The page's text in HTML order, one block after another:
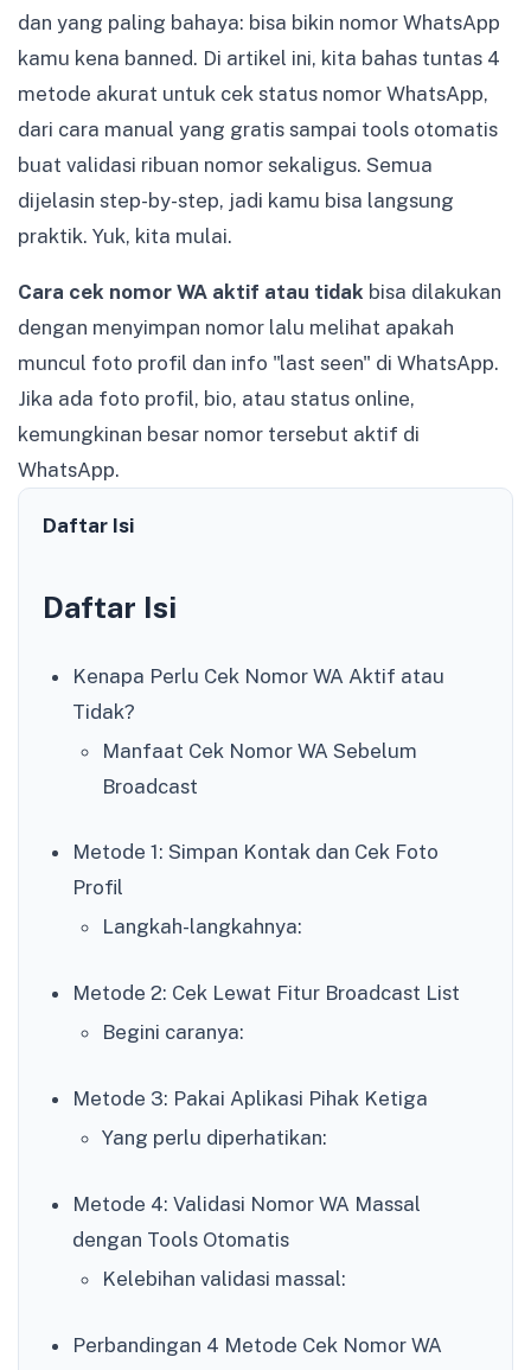
dan yang paling bahaya: bisa bikin nomor WhatsApp
kamu kena banned. Di artikel ini, kita bahas tuntas 4
metode akurat untuk cek status nomor WhatsApp,
dari cara manual yang gratis sampai tools otomatis
buat validasi ribuan nomor sekaligus. Semua
dijelasin step-by-step, jadi kamu bisa langsung
praktik. Yuk, kita mulai.
Cara cek nomor WA aktif atau tidak bisa dilakukan
dengan menyimpan nomor lalu melihat apakah
muncul foto profil dan info "last seen" di WhatsApp.
Jika ada foto profil, bio, atau status online,
kemungkinan besar nomor tersebut aktif di
WhatsApp.
Daftar Isi
Daftar Isi
Kenapa Perlu Cek Nomor WA Aktif atau
Tidak?
Manfaat Cek Nomor WA Sebelum
Broadcast
Metode 1: Simpan Kontak dan Cek Foto
Profil
Langkah-langkahnya:
Metode 2: Cek Lewat Fitur Broadcast List
Begini caranya:
Metode 3: Pakai Aplikasi Pihak Ketiga
Yang perlu diperhatikan:
Metode 4: Validasi Nomor WA Massal
dengan Tools Otomatis
Kelebihan validasi massal:
Perbandingan 4 Metode Cek Nomor WA